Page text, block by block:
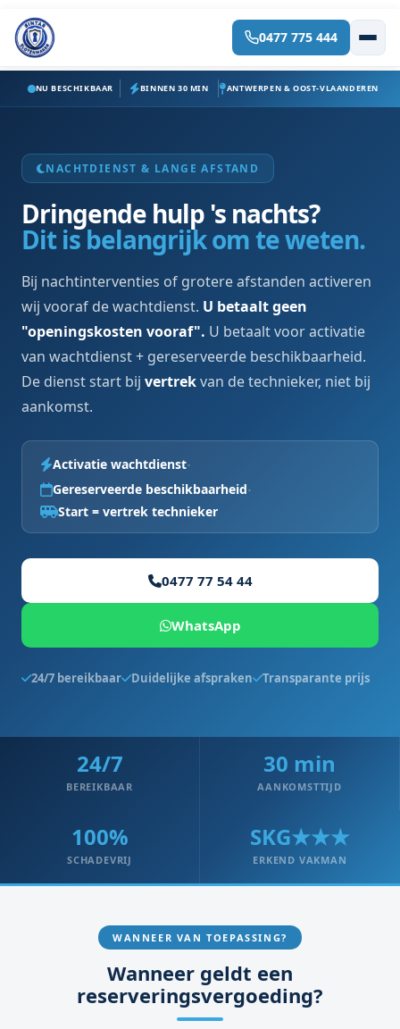
Spring
naar
de
inhoud
0477 775 444
NU BESCHIKBAAR BINNEN 30 MIN ANTWERPEN & OOST-VLAANDEREN
NACHTDIENST & LANGE AFSTAND
Dringende hulp 's nachts?
Dit is belangrijk om te weten.
Bij nachtinterventies of grotere afstanden activeren
wij vooraf de wachtdienst. U betaalt geen
"openingskosten vooraf". U betaalt voor activatie
van wachtdienst + gereserveerde beschikbaarheid.
De dienst start bij vertrekvan de technieker, niet bij
aankomst.
Activatie wachtdienst·
Gereserveerde beschikbaarheid·
Start = vertrek technieker
0477 77 54 44
WhatsApp
24/7 bereikbaar Duidelijke afspraken Transparante prijs
24/7
BEREIKBAAR
30 min
AANKOMSTTIJD
100%
SCHADEVRIJ
SKG★★★
ERKEND VAKMAN
WANNEER VAN TOEPASSING?
Wanneer geldt een
reserveringsvergoeding?